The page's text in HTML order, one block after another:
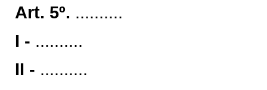
Art. 5º. ..........
I - ..........
II - ..........